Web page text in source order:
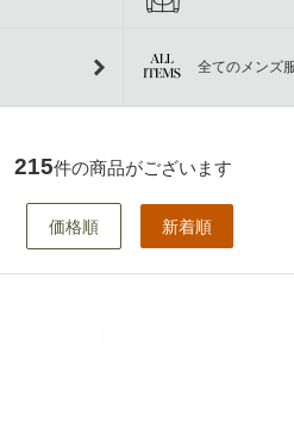
全てのメンズ
215件の商品がございます
価格順 新着順